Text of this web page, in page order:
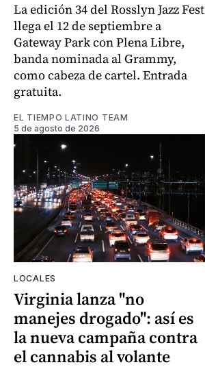
La edición 34 del Rosslyn Jazz Fest
llega el 12 de septiembre a
Gateway Park con Plena Libre,
banda nominada al Grammy,
como cabeza de cartel. Entrada
gratuita.
EL TIEMPO LATINO TEAM
5 de agosto de 2026
LOCALES
Virginia lanza "no
manejes drogado": así es
la nueva campaña contra
el cannabis al volante